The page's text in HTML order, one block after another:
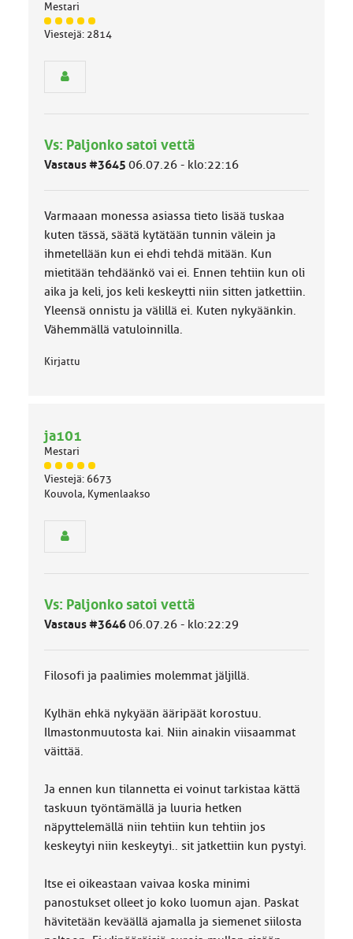
n
e
Mestari
J
ä
m
ä
k
k
a
Viestejä: 2814
Vs: Paljonko satoi vettä
Vastaus #3645 06.07.26 - klo:22:16
Varmaaan monessa asiassa tieto lisää tuskaa
kuten tässä, säätä kytätään tunnin välein ja
ihmetellään kun ei ehdi tehdä mitään. Kun
mietitään tehdäänkö vai ei. Ennen tehtiin kun oli
aika ja keli, jos keli keskeytti niin sitten jatkettiin.
Yleensä onnistu ja välillä ei. Kuten nykyäänkin.
Vähemmällä vatuloinnilla.
Kirjattu
ja101
Mestari
J
ä
s
ä
l
k
:
Viestejä: 6673
Kouvola, Kymenlaakso
Vs: Paljonko satoi vettä
Vastaus #364606.07.26 - klo:22:29
Filosofi ja paalimies molemmat jäljillä.
Kylhän ehkä nykyään ääripäät korostuu.
Ilmastonmuutosta kai. Niin ainakin viisaammat
väittää.
Ja ennen kun tilannetta ei voinut tarkistaa kättä
taskuun työntämällä ja luuria hetken
näpyttelemällä niin tehtiin kun tehtiin jos
keskeytyi niin keskeytyi.. sit jatkettiin kun pystyi.
Itse ei oikeastaan vaivaa koska minimi
panostukset olleet jo koko luomun ajan. Paskat
hävitetään keväällä ajamalla ja siemenet siilosta